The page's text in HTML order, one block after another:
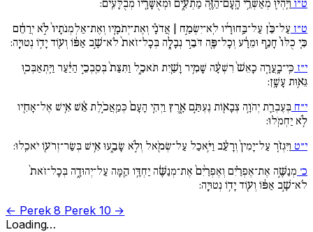
ט״ו וַיִּֽהְי֛וּ מְאַשְּׁרֵ֥י הָֽעָם־הַזֶּ֖ה מַתְעִ֑ים וּמְאֻשָּׁרָ֖יו מְבֻלָּעִֽים:
ט״ז עַל־כֵּ֨ן עַל־בַּֽחוּרָ֜יו לֹֽא־יִשְׂמַ֣ח | אֲדֹנָ֗י וְאֶת־יְתֹמָ֚יו וְאֶת־אַלְמְנֹתָיו֙ לֹ֣א יְרַחֵ֔ם
כִּ֚י כֻלּוֹ֙ חָנֵ֣ף וּמֵרָ֔ע וְכָל־פֶּ֖ה דֹּבֵ֣ר נְבָלָ֑ה בְּכָל־זֹאת֙ לֹא־שָׁ֣ב אַפּ֔וֹ וְע֖וֹד יָד֥וֹ נְטוּיָֽה:
י״ז כִּֽי־בָֽעֲרָ֚ה כָאֵשׁ֙ רִשְׁעָ֔ה שָׁמִ֥יר וָשַׁ֖יִת תֹּאכֵ֑ל וַתִּצַּת֙ בְּסִֽבְכֵ֣י הַיַּ֔עַר וַיִּֽתְאַבְּכ֖וּ
גֵּא֥וּת עָשָֽׁן:
י״ח בְּעֶבְרַ֛ת יְהֹוָ֥ה צְבָא֖וֹת נֶעְתַּ֣ם אָ֑רֶץ וַיְהִ֚י הָעָם֙ כְּמַֽאֲכֹ֣לֶת אֵ֔שׁ אִ֥ישׁ אֶל־אָחִ֖יו
לֹ֥א יַחְמֹֽלוּ:
י״ט וַיִּגְזֹ֚ר עַל־יָמִין֙ וְרָעֵ֔ב וַיֹּ֥אכַל עַל־שְׂמֹ֖אל וְלֹ֣א שָׂבֵ֑עוּ אִ֥ישׁ בְּשַׂר־זְרֹע֖וֹ יֹאכֵֽלוּ:
כ׳ מְנַשֶּׁ֣ה אֶת־אֶפְרַ֗יִם וְאֶפְרַ֙יִם֙ אֶת־מְנַשֶּׁ֔ה יַחְדָּ֥ו הֵ֖מָּה עַל־יְהוּדָ֑ה בְּכָל־זֹאת֙
לֹא־שָׁ֣ב אַפּ֔וֹ וְע֖וֹד יָד֥וֹ נְטוּיָֽה:
← Perek 8 Perek 10 →
Loading…